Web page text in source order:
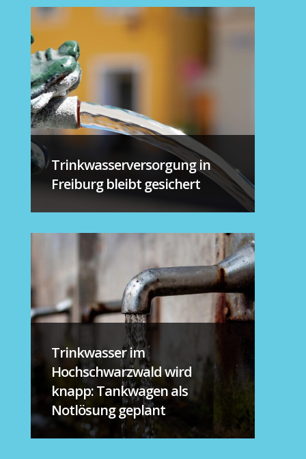
Trinkwasserversorgung in
Freiburg bleibt gesichert
Trinkwasser im
Hochschwarzwald wird
knapp: Tankwagen als
Notlösung geplant